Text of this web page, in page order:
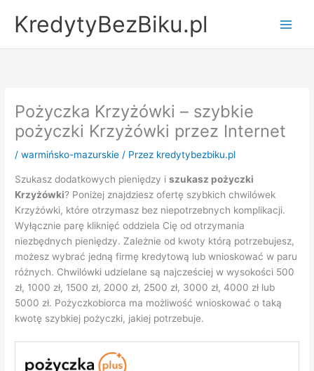
KredytyBezBiku.pl
Pożyczka Krzyżówki – szybkie
pożyczki Krzyżówki przez Internet
/warmińsko-mazurskie / Przez kredytybezbiku.pl
Szukasz dodatkowych pieniędzy iszukasz pożyczki
Krzyżówki? Poniżej znajdziesz ofertę szybkich chwilówek
Krzyżówki, które otrzymasz bez niepotrzebnych komplikacji.
Wyłącznie parę kliknięć oddziela Cię od otrzymania
niezbędnych pieniędzy. Zależnie od kwoty którą potrzebujesz,
możesz wybrać jedną firmę kredytową lub wnioskować w paru
różnych. Chwilówki udzielane są najcześciej w wysokości 500
zł, 1000 zł, 1500 zł, 2000 zł, 2500 zł, 3000 zł, 4000 zł lub
5000 zł. Pożyczkobiorca ma możliwość wnioskować o taką
kwotę szybkiej pożyczki, jakiej potrzebuje.